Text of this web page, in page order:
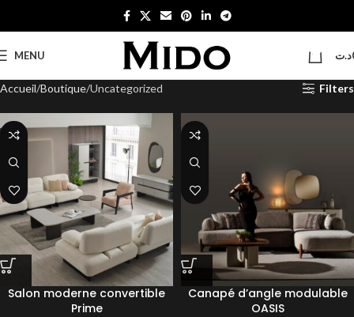
MENU د.ت
Accueil Boutique Uncategorized Filters
Salon moderne convertible
Prime
Canapé d’angle modulable
OASIS